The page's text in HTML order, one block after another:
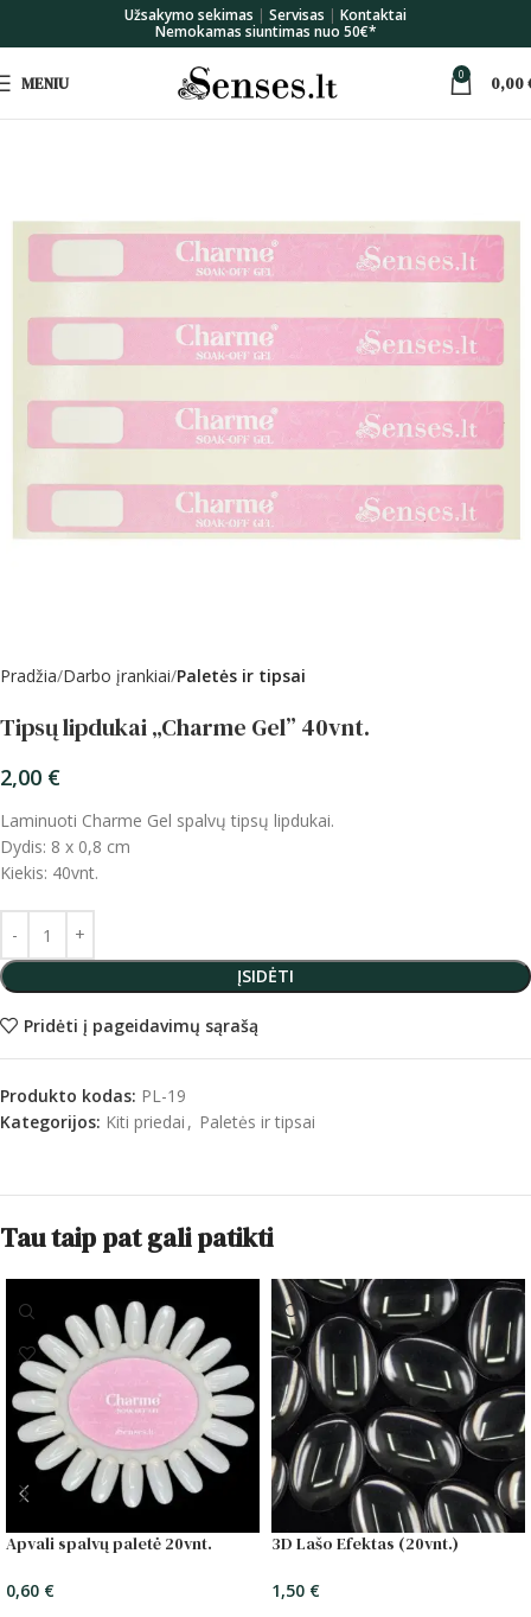
Užsakymo sekimas | Servisas | Kontaktai
Nemokamas siuntimas nuo 50€*
MENIU 0 0,00
Pradžia Darbo įrankiai Paletės ir tipsai
Tipsų lipdukai „Charme Gel” 40vnt.
2,00 €
Laminuoti Charme Gel spalvų tipsų lipdukai.
Dydis: 8 x 0,8 cm
Kiekis: 40vnt.
ĮSIDĖTI
Pridėti į pageidavimų sąrašą
Produkto kodas: PL-19
Kategorijos: Kiti priedai , Paletės ir tipsai
Tau taip pat gali patikti
Apvali spalvų paletė 20vnt.
0,60 €
3D Lašo Efektas (20vnt.)
1,50 €